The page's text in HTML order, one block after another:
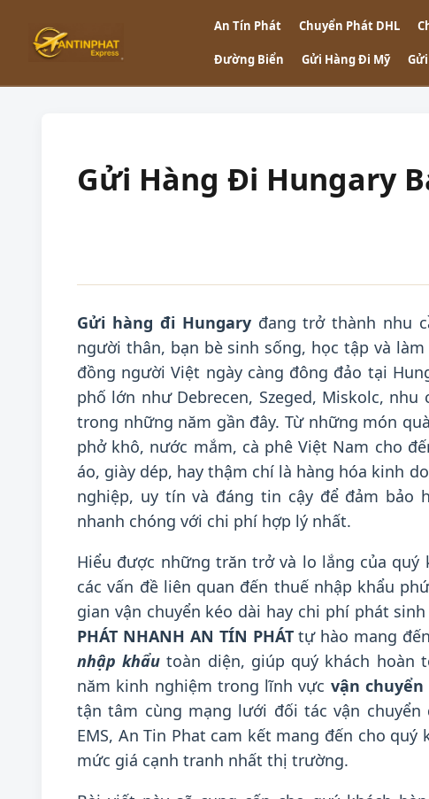
An Tín Phát Chuyển Phát DHL
Đường Biển Gửi Hàng Đi Mỹ
Gửi Hàng Đi Hungary
Gửi hàng đi Hungaryđang trở thành nhu
người thân, bạn bè sinh sống, học tập và
đồng người Việt ngày càng đông đảo tại
phố lớn như Debrecen, Szeged, Miskolc, nhu
trong những năm gần đây. Từ những món
phở khô, nước mắm, cà phê Việt Nam cho
áo, giày dép, hay thậm chí là hàng hóa kinh
nghiệp, uy tín và đáng tin cậy để đảm bảo
nhanh chóng với chi phí hợp lý nhất.
Hiểu được những trăn trở và lo lắng của
các vấn đề liên quan đến thuế nhập khẩu
gian vận chuyển kéo dài hay chi phí phát
PHÁT NHANH AN TÍN PHÁTtự hào mang
nhập khẩu toàn diện, giúp quý khách hoàn
năm kinh nghiệm trong lĩnh vực vận
tận tâm cùng mạng lưới đối tác vận chuyển
EMS, An Tin Phat cam kết mang đến cho
mức giá cạnh tranh nhất thị trường.